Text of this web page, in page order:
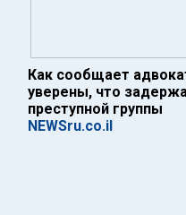
Как сообщает
уверены, что
преступной группы
NEWSru.co.il